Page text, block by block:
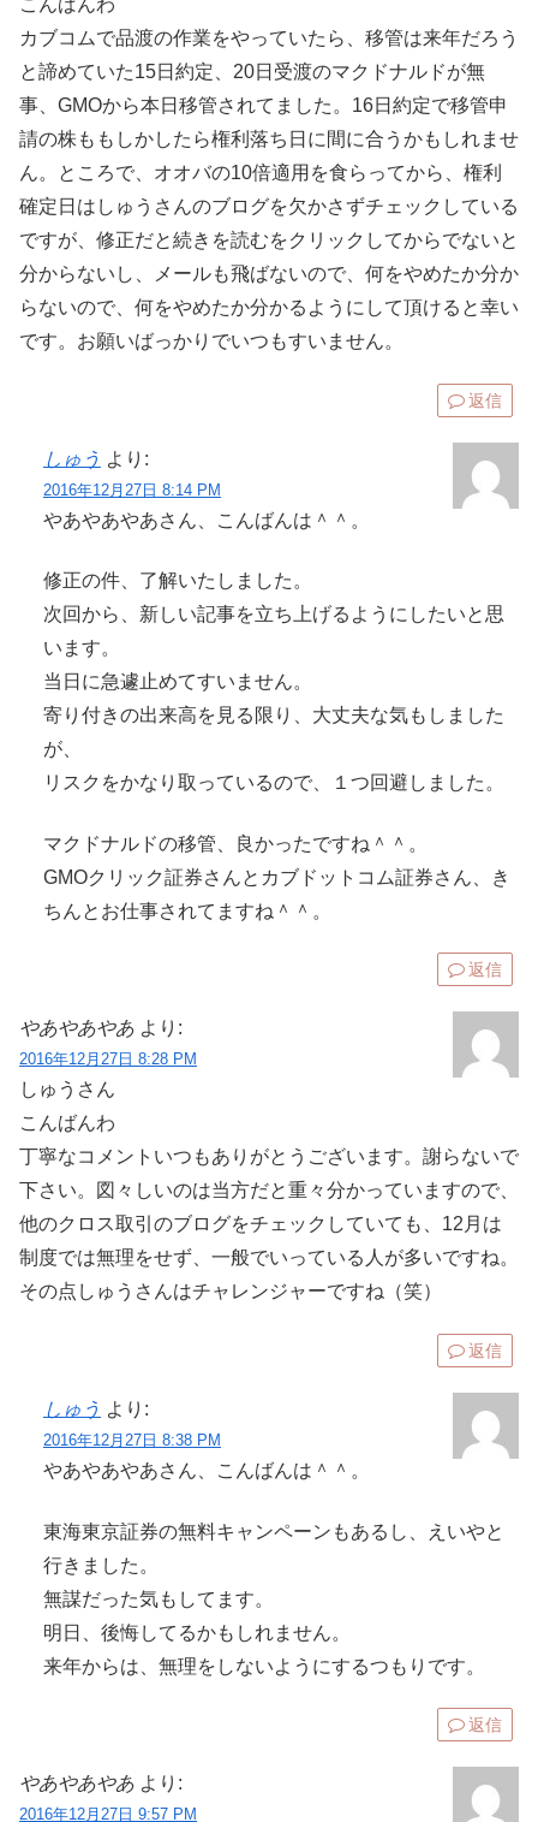
こんばんわ
カブコムで品渡の作業をやっていたら、移管は来年だろう
と諦めていた15日約定、20日受渡のマクドナルドが無
事、GMOから本日移管されてました。16日約定で移管申
請の株ももしかしたら権利落ち日に間に合うかもしれませ
ん。ところで、オオバの10倍適用を食らってから、権利
確定日はしゅうさんのブログを欠かさずチェックしている
ですが、修正だと続きを読むをクリックしてからでないと
分からないし、メールも飛ばないので、何をやめたか分か
らないので、何をやめたか分かるようにして頂けると幸い
です。お願いばっかりでいつもすいません。
返信
しゅう より:
2016年12月27日 8:14 PM
やあやあやあさん、こんばんは＾＾。
修正の件、了解いたしました。
次回から、新しい記事を立ち上げるようにしたいと思
います。
当日に急遽止めてすいません。
寄り付きの出来高を見る限り、大丈夫な気もしました
が、
リスクをかなり取っているので、１つ回避しました。
マクドナルドの移管、良かったですね＾＾。
GMOクリック証券さんとカブドットコム証券さん、き
ちんとお仕事されてますね＾＾。
返信
やあやあやあ より:
2016年12月27日 8:28 PM
しゅうさん
こんばんわ
丁寧なコメントいつもありがとうございます。謝らないで
下さい。図々しいのは当方だと重々分かっていますので、
他のクロス取引のブログをチェックしていても、12月は
制度では無理をせず、一般でいっている人が多いですね。
その点しゅうさんはチャレンジャーですね（笑）
返信
しゅう より:
2016年12月27日 8:38 PM
やあやあやあさん、こんばんは＾＾。
東海東京証券の無料キャンペーンもあるし、えいやと
行きました。
無謀だった気もしてます。
明日、後悔してるかもしれません。
来年からは、無理をしないようにするつもりです。
返信
やあやあやあ より:
2016年12月27日 9:57 PM